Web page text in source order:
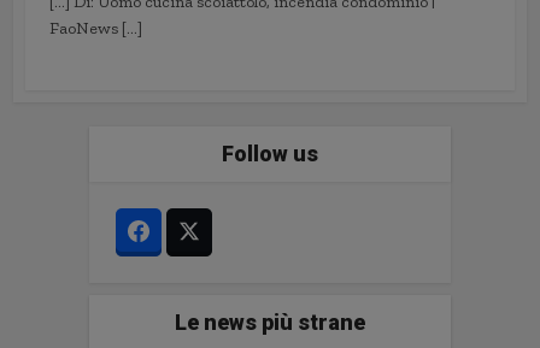
FaoNews […]
Follow us
Le news più strane